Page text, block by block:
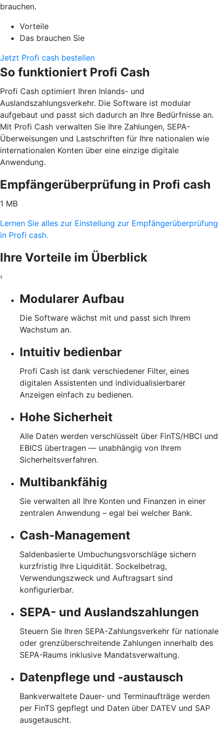
brauchen.
Vorteile
Das brauchen Sie
Jetzt Profi cash bestellen
So funktioniert Profi Cash
Profi Cash optimiert Ihren Inlands- und
Auslandszahlungsverkehr. Die Software ist modular
aufgebaut und passt sich dadurch an Ihre Bedürfnisse an.
Mit Profi Cash verwalten Sie Ihre Zahlungen, SEPA-
Überweisungen und Lastschriften für Ihre nationalen wie
internationalen Konten über eine einzige digitale
Anwendung.
Empfängerüberprüfung in Profi cash
1 MB
Lernen Sie alles zur Einstellung zur Empfängerüberprüfung
in Profi cash.
Ihre Vorteile im Überblick
‹
Modularer Aufbau
Die Software wächst mit und passt sich Ihrem
Wachstum an.
Intuitiv bedienbar
Profi Cash ist dank verschiedener Filter, eines
digitalen Assistenten und individualisierbarer
Anzeigen einfach zu bedienen.
Hohe Sicherheit
Alle Daten werden verschlüsselt über FinTS/HBCI und
EBICS übertragen — unabhängig von Ihrem
Sicherheitsverfahren.
Multibankfähig
Sie verwalten all Ihre Konten und Finanzen in einer
zentralen Anwendung – egal bei welcher Bank.
Cash-Management
Saldenbasierte Umbuchungsvorschläge sichern
kurzfristig Ihre Liquidität. Sockelbetrag,
Verwendungszweck und Auftragsart sind
konfigurierbar.
SEPA- und Auslandszahlungen
Steuern Sie Ihren SEPA-Zahlungsverkehr für nationale
oder grenzüberschreitende Zahlungen innerhalb des
SEPA-Raums inklusive Mandatsverwaltung.
Datenpflege und -austausch
Bankverwaltete Dauer- und Terminaufträge werden
per FinTS gepflegt und Daten über DATEV und SAP
ausgetauscht.